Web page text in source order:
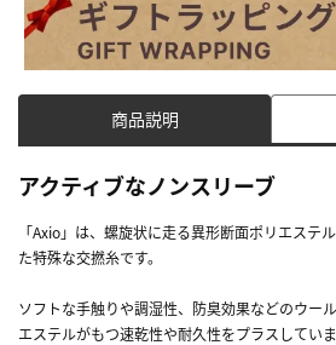
商品説明
アクティブなノンスリーブ
「Axio」は、螺旋状に走る異形断面ポリエステ
た特殊な交撚糸です。
ソフトな手触りや調湿性、防臭効果などのウー
エステルがもつ速乾性や耐久性をプラスしていま